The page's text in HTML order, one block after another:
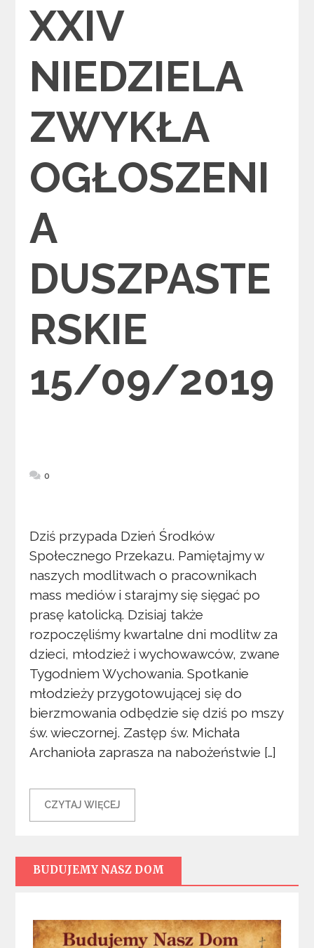
XXIV
NIEDZIELA
ZWYKŁA
OGŁOSZENI
A
DUSZPASTE
RSKIE
15/09/2019
0
Dziś przypada Dzień Środków
Społecznego Przekazu. Pamiętajmy w
naszych modlitwach o pracownikach
mass mediów i starajmy się sięgać po
prasę katolicką. Dzisiaj także
rozpoczęliśmy kwartalne dni modlitw za
dzieci, młodzież i wychowawców, zwane
Tygodniem Wychowania. Spotkanie
młodzieży przygotowującej się do
bierzmowania odbędzie się dziś po mszy
św. wieczornej. Zastęp św. Michała
Archanioła zaprasza na nabożeństwie […]
CZYTAJ WIĘCEJ
BUDUJEMY NASZ DOM